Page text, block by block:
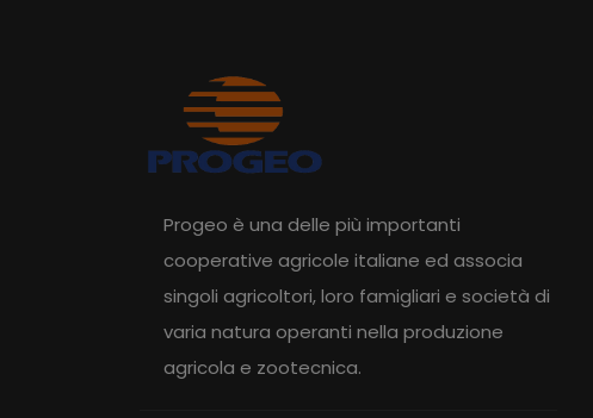
Progeo è una delle più importanti
cooperative agricole italiane ed associa
singoli agricoltori, loro famigliari e società di
varia natura operanti nella produzione
agricola e zootecnica.